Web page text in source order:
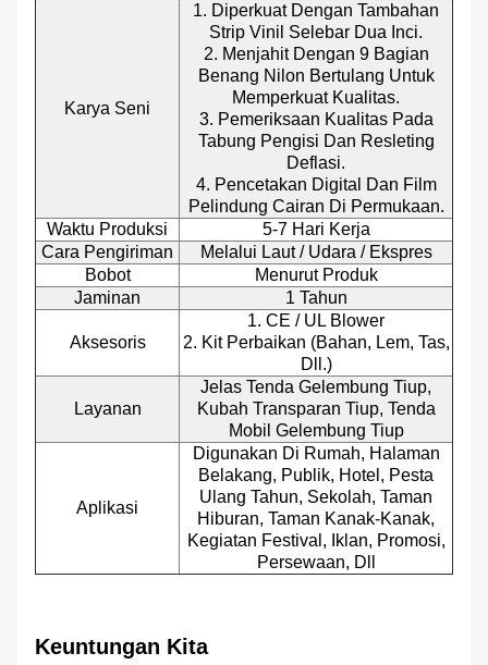
Karya Seni
1. Diperkuat Dengan Tambahan
Strip Vinil Selebar Dua Inci.
2. Menjahit Dengan 9 Bagian
Benang Nilon Bertulang Untuk
Memperkuat Kualitas.
3. Pemeriksaan Kualitas Pada
Tabung Pengisi Dan Resleting
Deflasi.
4. Pencetakan Digital Dan Film
Pelindung Cairan Di Permukaan.
Waktu Produksi
5-7 Hari Kerja
Cara Pengiriman
Melalui Laut / Udara / Ekspres
Bobot
Menurut Produk
Jaminan
1 Tahun
Aksesoris
1. CE / UL Blower
2. Kit Perbaikan (bahan, Lem, Tas,
Dll.)
Layanan
Jelas Tenda Gelembung Tiup,
Kubah Transparan Tiup, Tenda
Mobil Gelembung Tiup
Aplikasi
Digunakan Di Rumah, Halaman
Belakang, Publik, Hotel, Pesta
Ulang Tahun, Sekolah, Taman
Hiburan, Taman Kanak-Kanak,
Kegiatan Festival, Iklan, Promosi,
Persewaan, Dll
Keuntungan Kita